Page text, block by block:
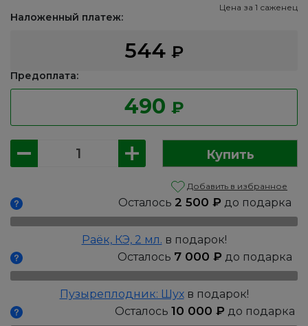
Цена за 1 саженец
Наложенный платеж:
544 ₽
Предоплата:
490 ₽
Количество
товара
Патриот
Купить
Добавить в избранное
Осталось 2 500 ₽ до подарка
Раёк, КЭ, 2 мл. в подарок!
Осталось 7 000 ₽ до подарка
Пузыреплодник: Шухв подарок!
Осталось 10 000 ₽ до подарка